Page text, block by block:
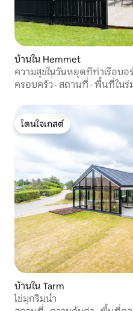
บ้านใน Hemmet
ความสุขในวันหยุดที่ท่าเรือบ
สวยงามที่สุด
ครอบครัว · สถานที่ · พื้นที่ในร่
โดนใจเกสต์
โดนใจเกสต์
บ้านใน Tarm
ไข่มุกริมน้ำ